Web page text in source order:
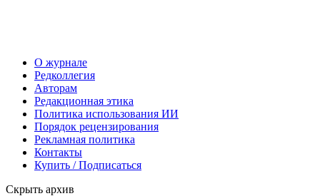
О журнале
Редколлегия
Авторам
Редакционная этика
Политика использования ИИ
Порядок рецензирования
Рекламная политика
Контакты
Купить / Подписаться
Скрыть архив